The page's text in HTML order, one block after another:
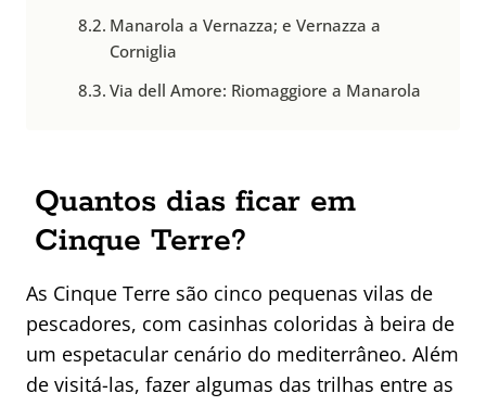
Manarola a Vernazza; e Vernazza a
Corniglia
Via dell Amore: Riomaggiore a Manarola
Quantos dias ficar em
Cinque Terre?
As Cinque Terre são cinco pequenas vilas de
pescadores, com casinhas coloridas à beira de
um espetacular cenário do mediterrâneo. Além
de visitá-las, fazer algumas das trilhas entre as